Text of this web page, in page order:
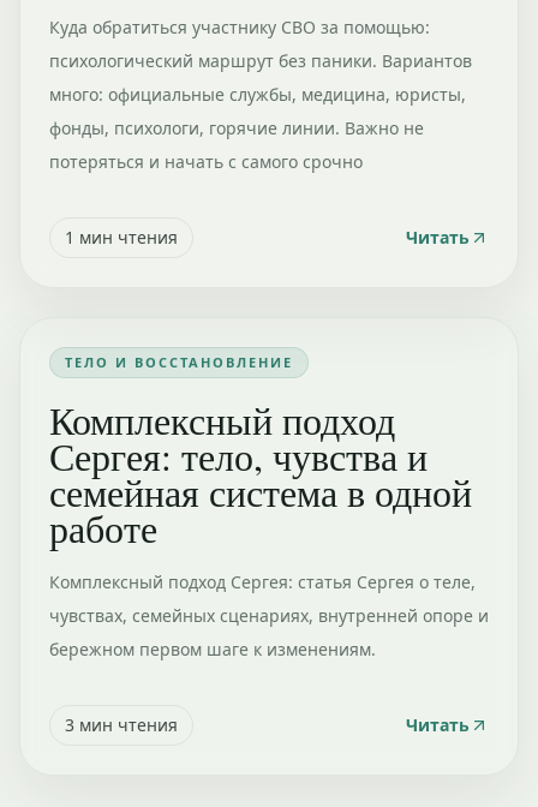
Куда обратиться участнику СВО за помощью:
психологический маршрут без паники. Вариантов
много: официальные службы, медицина, юристы,
фонды, психологи, горячие линии. Важно не
потеряться и начать с самого срочно
1 мин чтения Читать
ТЕЛО И ВОССТАНОВЛЕНИЕ
Комплексный подход
Сергея: тело, чувства и
семейная система в одной
работе
Комплексный подход Сергея: статья Сергея о теле,
чувствах, семейных сценариях, внутренней опоре и
бережном первом шаге к изменениям.
3 мин чтения Читать